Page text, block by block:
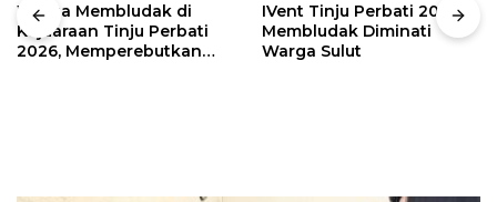
Warga Membludak di
Kejuaraan Tinju Perbati
2026, Memperebutkan
IVent Tinju Perbati 2026
Membludak Diminati
Warga Sulut